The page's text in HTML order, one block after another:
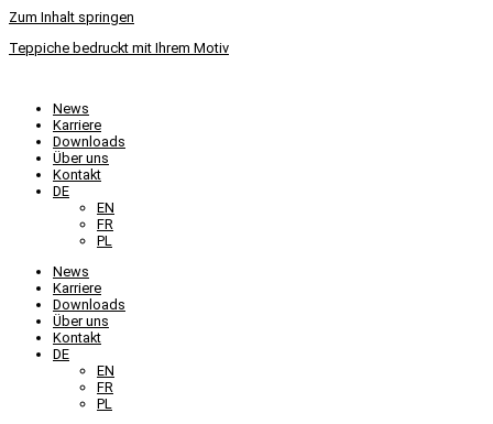
Zum Inhalt springen
Teppiche bedruckt mit Ihrem Motiv
News
Karriere
Downloads
Über uns
Kontakt
DE
EN
FR
PL
News
Karriere
Downloads
Über uns
Kontakt
DE
EN
FR
PL